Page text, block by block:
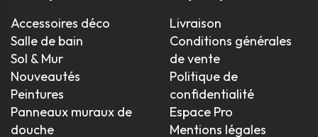
Accessoires déco
Salle de bain
Sol & Mur
Nouveautés
Peintures
Panneaux muraux de
douche
Livraison
Conditions générales
de vente
Politique de
confidentialité
Espace Pro
Mentions légales